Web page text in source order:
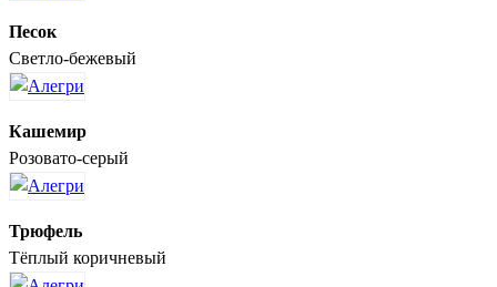
Песок
Светло-бежевый
Кашемир
Розовато-серый
Трюфель
Тёплый коричневый